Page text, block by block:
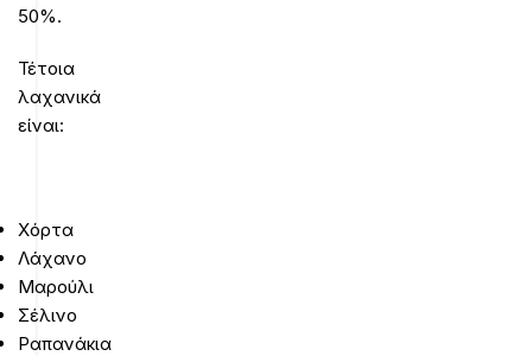
50%.
Τέτοια
λαχανικά
είναι:
Χόρτα
Λάχανο
Μαρούλι
Σέλινο
Ραπανάκια